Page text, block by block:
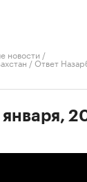
новости /
/ Ответ
января,